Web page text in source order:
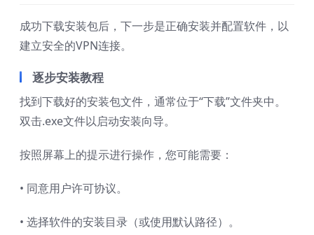
成功下载安装包后，下一步是正确安装并配置软件，以
建立安全的VPN连接。
逐步安装教程
找到下载好的安装包文件，通常位于“下载”文件夹中。
双击.exe文件以启动安装向导。
按照屏幕上的提示进行操作，您可能需要：
• 同意用户许可协议。
• 选择软件的安装目录（或使用默认路径）。